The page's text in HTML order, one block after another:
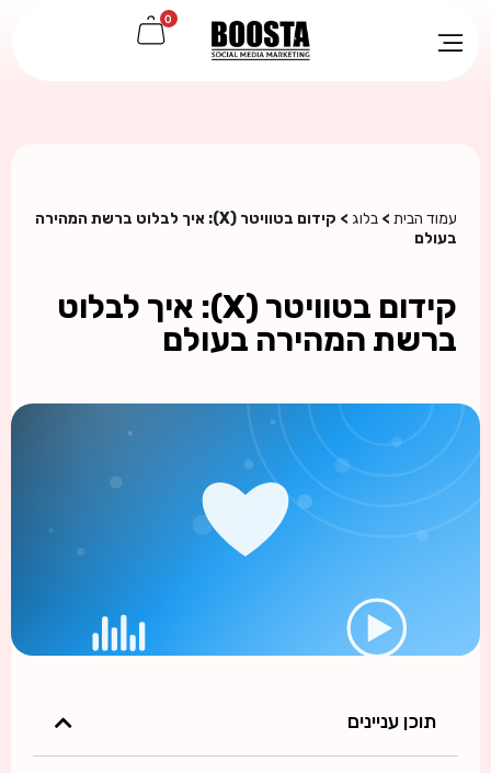
0
עמוד הבית >בלוג
> קידום בטוויטר (X): איך לבלוט ברשת המהירה
בעולם
קידום בטוויטר (X): איך לבלוט
ברשת המהירה בעולם
תוכן עניינים